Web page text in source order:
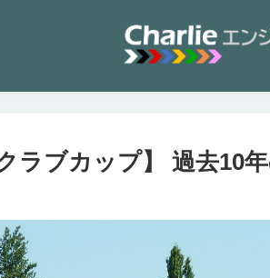
ラブカップ】 過去10